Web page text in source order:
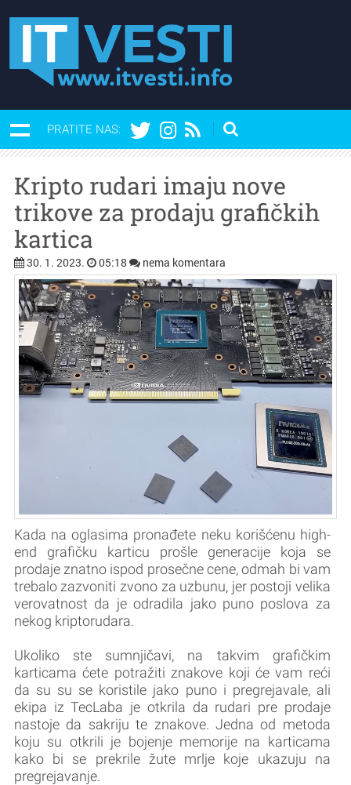
PRATITE NAS:
Kripto rudari imaju nove
trikove za prodaju grafičkih
kartica
30. 1. 2023. 05:18 nema komentara
Kada na oglasima pronađete neku korišćenu high-
end grafičku karticu prošle generacije koja se
prodaje znatno ispod prosečne cene, odmah bi vam
trebalo zazvoniti zvono za uzbunu, jer postoji velika
verovatnost da je odradila jako puno poslova za
nekog kriptorudara.
Ukoliko ste sumnjičavi, na takvim grafičkim
karticama ćete potražiti znakove koji će vam reći
da su su se koristile jako puno i pregrejavale, ali
ekipa iz TecLaba je otkrila da rudari pre prodaje
nastoje da sakriju te znakove. Jedna od metoda
koju su otkrili je bojenje memorije na karticama
kako bi se prekrile žute mrlje koje ukazuju na
pregrejavanje.